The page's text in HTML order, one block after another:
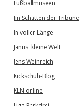
Fußballmuseen
Im Schatten der Tribüne
In voller Länge
Janus' kleine Welt
Jens Weinreich
Kickschuh-Blog
KLN online